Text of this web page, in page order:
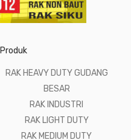
RAK HEAVY DUTY GUDANG
BESAR
RAK INDUSTRI
RAK LIGHT DUTY
RAK MEDIUM DUTY